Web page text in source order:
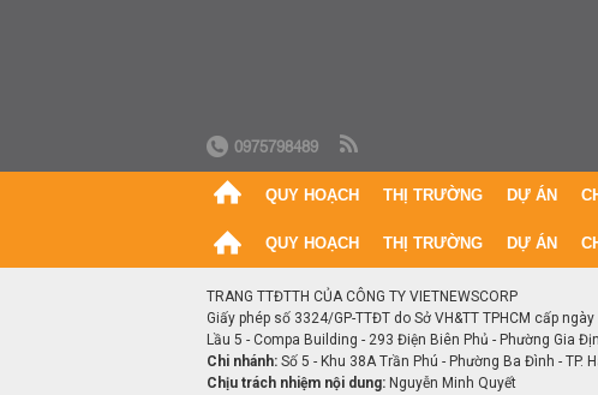
0975798489
QUY HOẠCH THỊ TRƯỜNG DỰ ÁN
QUY HOẠCH THỊ TRƯỜNG DỰ ÁN
TRANG TTĐTTH CỦA CÔNG TY VIETNEWSCORP
Giấy phép số 3324/GP-TTĐT do Sở VH&TT TPHCM cấp
Lầu 5 - Compa Building - 293 Điện Biên Phủ - Phường Gia
Chi nhánh: Số 5 - Khu 38A Trần Phú - Phường Ba Đình - TP.
Chịu trách nhiệm nội dung: Nguyễn Minh Quyết